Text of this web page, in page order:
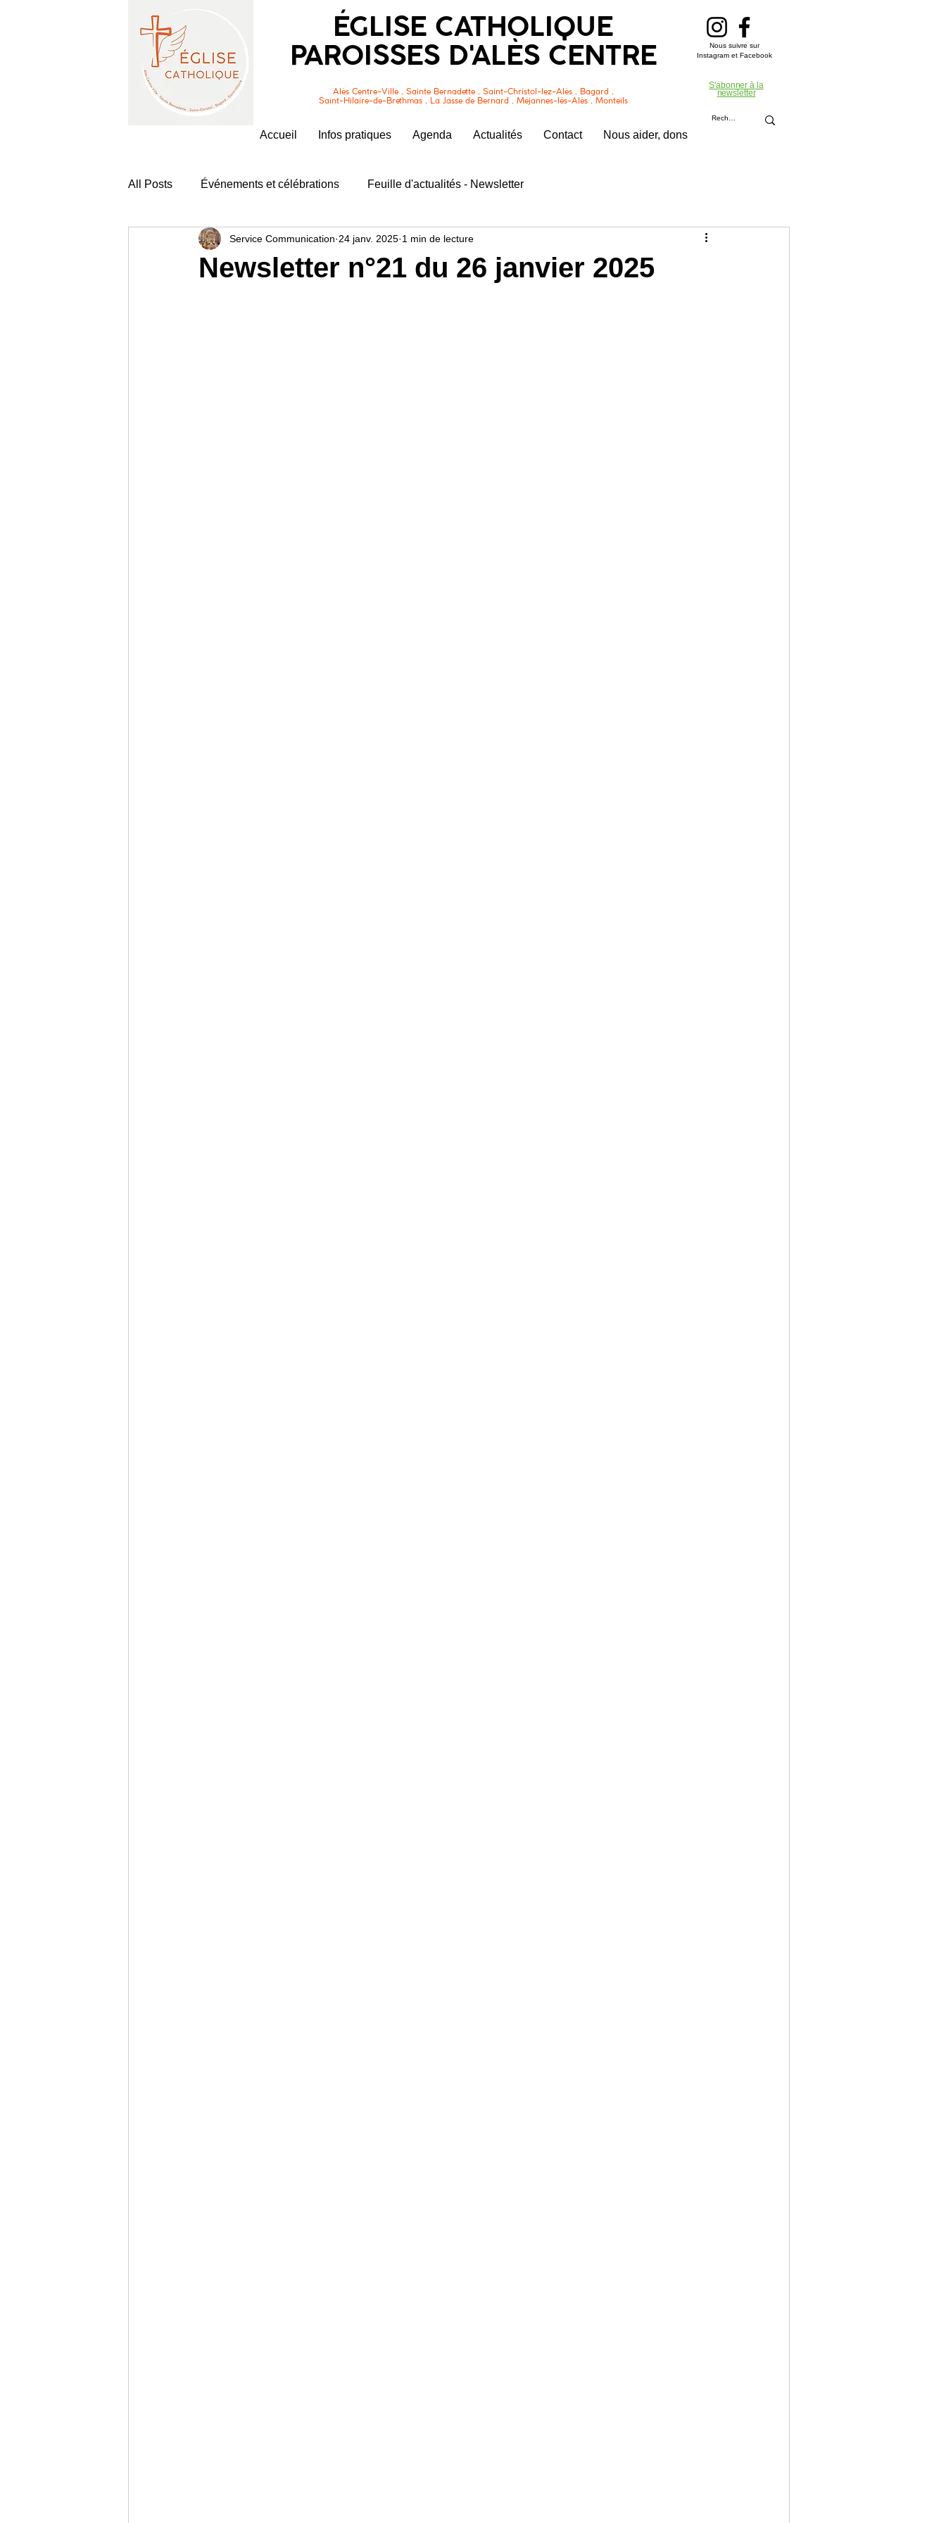
ÉGLISE CATHOLIQUE
PAROISSES D'ALÈS CENTRE
Nous suivre sur
Instagram et Facebook
Alès Centre-Ville . Sainte Bernadette . Saint-Christol-lez-Alès . Bagard .
Saint-Hilaire-de-Brethmas . La Jasse de Bernard . Méjannes-lès-Alès . Monteils
Accueil Infos pratiques Agenda Actualités Contact Nous aider, dons
S'abonner à la
newsletter
All Posts Événements et célébrations Feuille d'actualités - Newsletter
Newsletter n°21 du 26 janvier 2025
Service Communication 24 janv. 2025 1 min de lecture